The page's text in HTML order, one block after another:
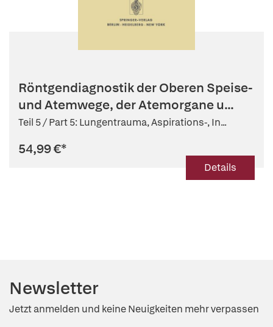
Röntgendiagnostik der Oberen Speise-
und Atemwege, der Atemorgane u...
Teil 5 / Part 5: Lungentrauma, Aspirations-, In...
54,99 €*
Details
Newsletter
Jetzt anmelden und keine Neuigkeiten mehr verpassen